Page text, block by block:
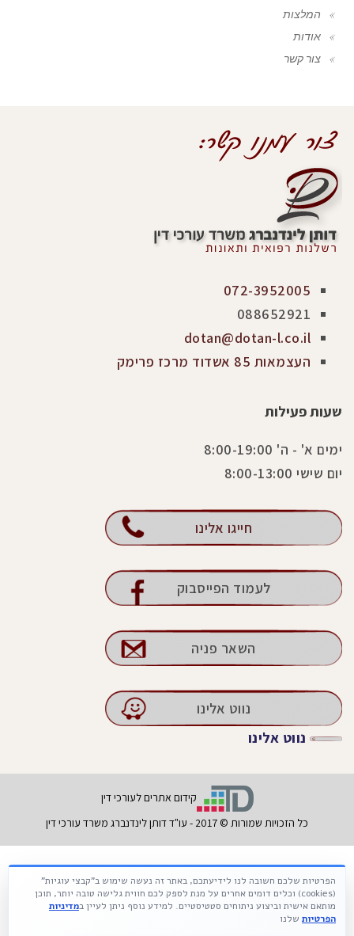
המלצות
אודות
צור קשר
072-3952005
088652921
dotan@dotan-l.co.il
העצמאות 85 אשדוד מרכז פרימק
שעות פעילות
ימים א' - ה' 8:00-19:00
יום שישי 8:00-13:00
חייגו אלינו
לעמוד הפייסבוק
השאר פניה
נווט אלינו
נווט אלינו
קידום אתרים לעורכי דין
כל הזכויות שמורות © 2017 - עו"ד דותן לינדנברג משרד עורכי דין
הפרטיות שלכם חשובה לנו לידיעתכם, באתר זה נעשה שימוש ב"קבצי עוגיות"
(cookies) וכלים דומים אחרים על מנת לספק לכם חווית גלישה טובה יותר, תוכן
מותאם אישית וביצוע ניתוחים סטטיסטיים. למידע נוסף ניתן לעיין במדיניות
הפרטיות שלנו
Français עברית Русский